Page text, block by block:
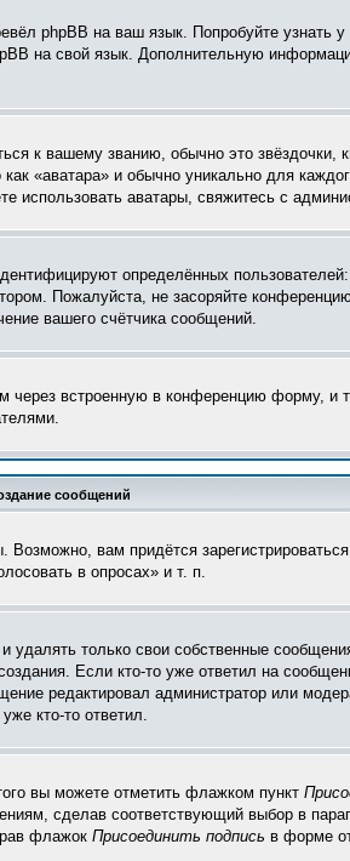
phpBB на ваш язык. Попробуйте узнать
на свой язык. Дополнительную
к вашему званию, обычно это
«аватара» и обычно уникально для
использовать аватары, свяжитесь с
определённых
Пожалуйста, не засоряйте
вашего счётчика сообщений.
через встроенную в конференцию форму,
сообщений
вам придётся
в опросах» и т. п.
только свои собственные
Если кто-то уже ответил на
редактировал администратор или
кто-то ответил.
вы можете отметить флажком пункт
сделав соответствующий выбор в
флажок Присоединить подпись в форме